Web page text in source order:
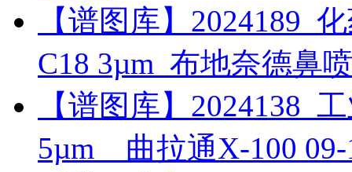
【谱图库】2024189_
C18 3µm_布地奈德鼻
【谱图库】2024138_
5µm__曲拉通X-100